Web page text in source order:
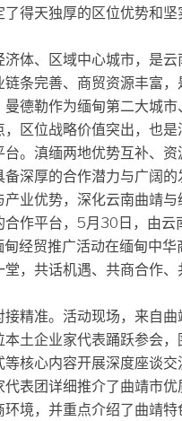
得天独厚的区位优势和
体、区域中心城市，是
条完善、商贸资源丰富
德勒作为缅甸第二大城
区位战略价值突出，也
。滇缅两地优势互补、
深厚的合作潜力与广阔的
业优势，深化云南曲靖
作平台，5月30日，由云
甸经贸推广活动在缅甸中
，共话机遇、共商合作
精准。活动现场，来自
土企业家代表踊跃参会
核心内容开展深度座谈交
表团详细推介了曲靖市
境，并重点介绍了曲靖